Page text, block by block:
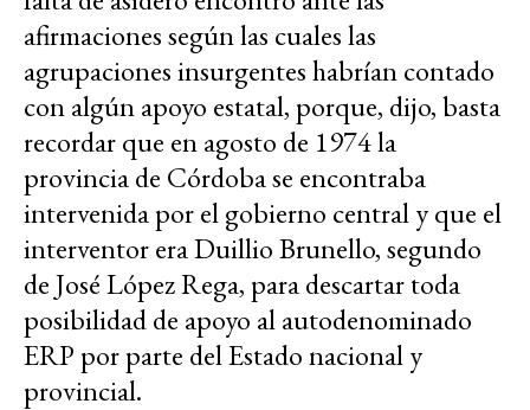
afirmaciones según las cuales las
agrupaciones insurgentes habrían contado
con algún apoyo estatal, porque, dijo, basta
recordar que en agosto de 1974 la
provincia de Córdoba se encontraba
intervenida por el gobierno central y que el
interventor era Duillio Brunello, segundo
de José López Rega, para descartar toda
posibilidad de apoyo al autodenominado
ERP por parte del Estado nacional y
provincial.